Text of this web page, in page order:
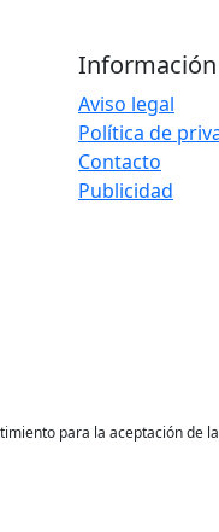
Información
Aviso legal
Política de
Contacto
Publicidad
para la aceptación de